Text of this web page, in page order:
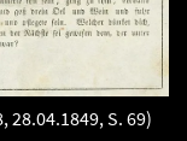
28.04.1849, S. 69)